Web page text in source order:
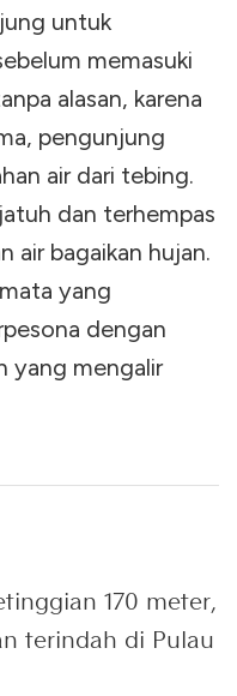
untuk
memasuki
alasan, karena
pengunjung
air dari tebing.
dan terhempas
air bagaikan hujan.
yang
dengan
yang mengalir
170 meter,
terindah di Pulau